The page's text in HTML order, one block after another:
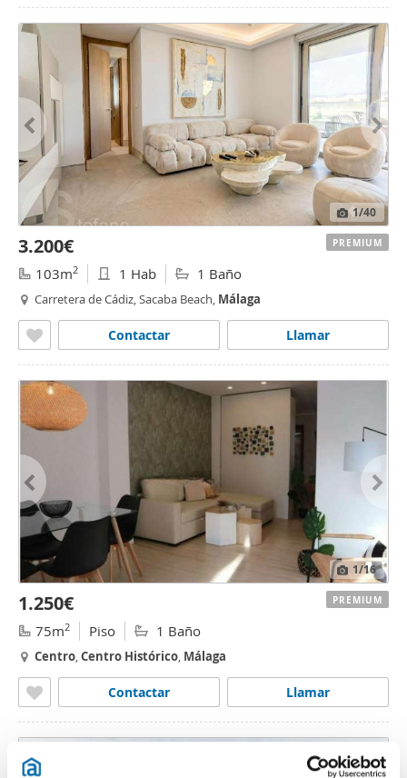
1/40
3.200€
103m2 1 Hab 1 Baño
Carretera de Cádiz, Sacaba Beach, Málaga
Llamar
Contactar
PREMIUM
1/16
1.250€
75m2 Piso 1 Baño
Centro,Centro Histórico, Málaga
Llamar
Contactar
PREMIUM